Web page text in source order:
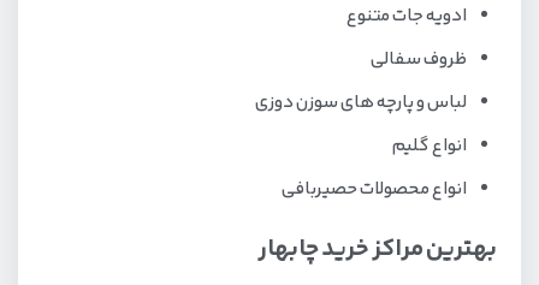
ادویه جات متنوع
ظروف سفالی
لباس و پارچه های سوزن دوزی
انواع گلیم
انواع محصولات حصیربافی
بهترین مراکز خرید چابهار